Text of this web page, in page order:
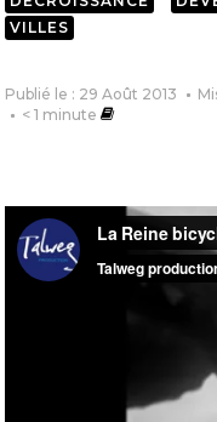
VILLES
Publié le : 29 Août 2013
< 1 minute